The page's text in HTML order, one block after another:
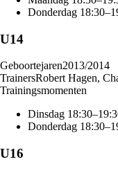
Donderdag 18:30–
U14
Geboortejaren2013/2014
TrainersRobert Hagen,
Trainingsmomenten
Dinsdag 18:30–
Donderdag 18:30–
U16